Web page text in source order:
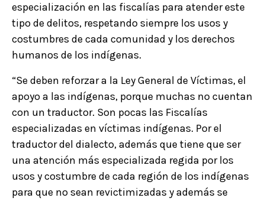
especialización en las fiscalías para atender este
tipo de delitos, respetando siempre los usos y
costumbres de cada comunidad y los derechos
humanos de los indígenas.
“Se deben reforzar a la Ley General de Víctimas, el
apoyo a las indígenas, porque muchas no cuentan
con un traductor. Son pocas las Fiscalías
especializadas en víctimas indígenas. Por el
traductor del dialecto, además que tiene que ser
una atención más especializada regida por los
usos y costumbre de cada región de los indígenas
para que no sean revictimizadas y además se